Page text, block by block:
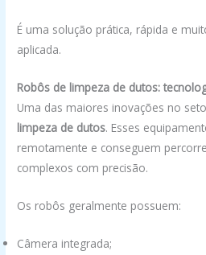
É uma solução prática, rápida e
aplicada.
Robôs de limpeza de dutos:
Uma das maiores inovações no
limpeza de dutos. Esses
remotamente e conseguem
complexos com precisão.
Os robôs geralmente possuem:
Câmera integrada;